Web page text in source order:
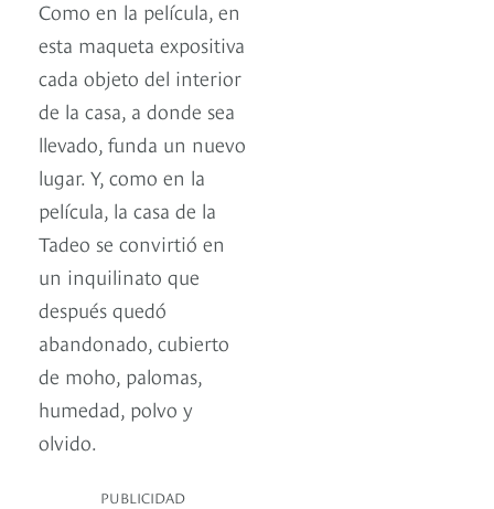
Como en la película, en
esta maqueta expositiva
cada objeto del interior
de la casa, a donde sea
llevado, funda un nuevo
lugar. Y, como en la
película, la casa de la
Tadeo se convirtió en
un inquilinato que
después quedó
abandonado, cubierto
de moho, palomas,
humedad, polvo y
olvido.
PUBLICIDAD